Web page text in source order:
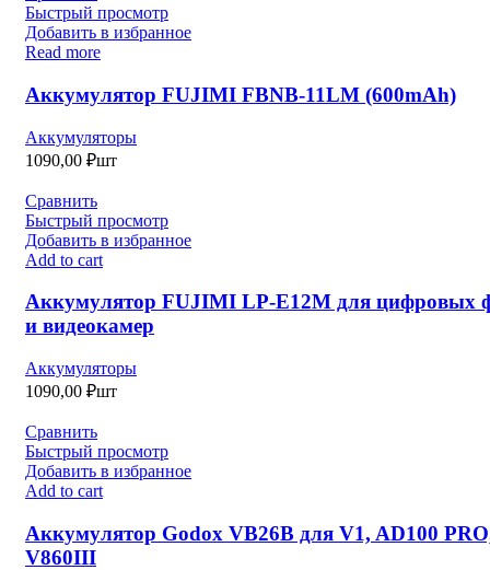
Быстрый просмотр
Добавить в избранное
Read more
Аккумулятор FUJIMI FBNB-11LM (600mAh)
Аккумуляторы
1090,00 ₽шт
Сравнить
Быстрый просмотр
Добавить в избранное
Add to cart
Аккумулятор FUJIMI LP-E12M для цифровых
и видеокамер
Аккумуляторы
1090,00 ₽шт
Сравнить
Быстрый просмотр
Добавить в избранное
Add to cart
Аккумулятор Godox VB26B для V1, AD100
V860III